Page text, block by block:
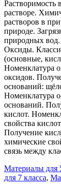
Растворимость
растворе.
растворов в
природе.
природных вод.
Оксиды.
(основные,
Номенклатура
оксидов.
оснований:
Номенклатура
оснований.
кислот.
свойства
Получение
химические
связь между
Материалы для
для 7 класса,